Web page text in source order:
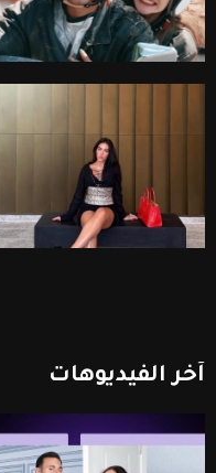
آخر الفيديوهات